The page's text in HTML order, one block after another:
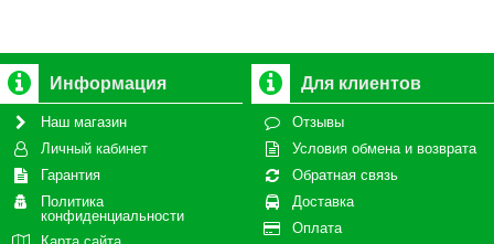
Информация
Наш магазин
Личный кабинет
Гарантия
Политика
конфиденциальности
Для клиентов
Отзывы
Условия обмена и возврата
Обратная связь
Доставка
Оплата